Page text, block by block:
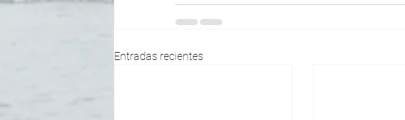
Entradas recientes